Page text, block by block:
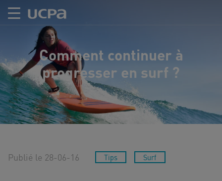
Comment continuer à
progresser en surf ?
Publié le 28-06-16 Tips Surf